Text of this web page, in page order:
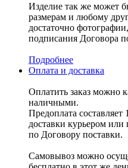
Изделие так же может
размерам и любому
достаточно
подписания Договора
Подробнее
Оплата и доставка
Оплатить заказ можно
наличными.
Предоплата составляет
доставки курьером или
по Договору поставки.
Самовывоз можно